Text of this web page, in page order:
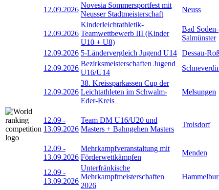
12.09.2026
Novesia Sommersportfest mit
Neusser Stadtmeisterschaft
Neuss
12.09.2026
Kinderleichtathletik-
Teamwettbewerb III (Kinder
U10 + U8)
Bad Soden-
Salmünster
12.09.2026 5-Ländervergleich Jugend U14 Dessau-
12.09.2026
Bezirksmeisterschaften Jugend
U16/U14
12.09.2026
38. Kreissparkassen Cup der
Leichtathleten im Schwalm-
Eder-Kreis
Melsungen
12.09 -
13.09.2026
Team DM U16/U20 und
Masters + Bahngehen Masters
Troisdorf
12.09 -
13.09.2026
Mehrkampfveranstaltung mit
Förderwettkämpfen
Menden
12.09 -
13.09.2026
Unterfränkische
Mehrkampfmeisterschaften
2026